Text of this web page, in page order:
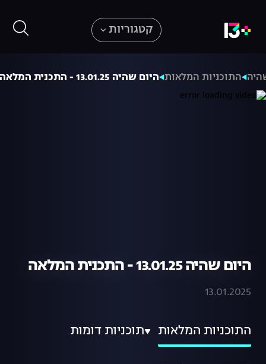
קטגוריות
התוכניות המלאות היום שהיה 13.01.25 - התכנית המלאה
היום שהיה 13.01.25 - התכנית המלאה
13.01.2025
התוכניות המלאות תוכניות דומות